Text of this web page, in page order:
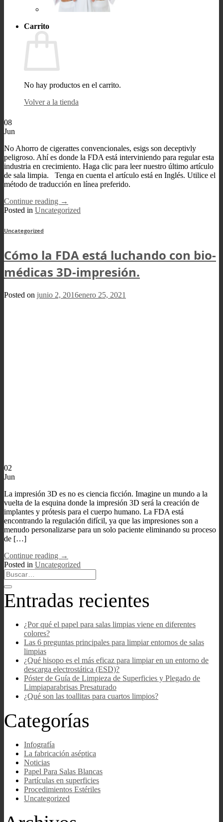
Carrito
No hay productos en el carrito.
Volver a la tienda
08
Jun
No Ahorro de cigerattes convencionales, esigs son deceptivly
peligroso. Ahí es donde la FDA está interviniendo para regular esta
industria en crecimiento. Haga clic para leer nuestro último artículo
de sala limpia. Tenga en cuenta el artículo está en Inglés. Utilice el
método de traducción en línea preferido.
Continue reading →
Posted in Uncategorized
Uncategorized
Cómo la FDA está luchando con bio-
médicas 3D-impresión.
Posted on junio 2, 2016enero 25, 2021
02
Jun
La impresión 3D es no es ciencia ficción. Imagine un mundo a la
vuelta de la esquina donde la impresión 3D será la creación de
implantes y prótesis para el cuerpo humano. La FDA está
encontrando la regulación difícil, ya que las impresiones son a
menudo personalizarse para un solo paciente eliminando su proceso
de […]
Continue reading →
Posted in Uncategorized
Entradas recientes
¿Por qué el papel para salas limpias viene en diferentes
colores?
Las 6 preguntas principales para limpiar entornos de salas
limpias
¿Qué hisopo es el más eficaz para limpiar en un entorno de
descarga electrostática (ESD)?
Póster de Guía de Limpieza de Superficies y Plegado de
Limpiaparabrisas Presaturado
¿Qué son las toallitas para cuartos limpios?
Categorías
Infografía
La fabricación aséptica
Noticias
Papel Para Salas Blancas
Partículas en superficies
Procedimientos Estériles
Uncategorized